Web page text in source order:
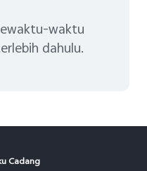
waktu
dahulu.
Cadang